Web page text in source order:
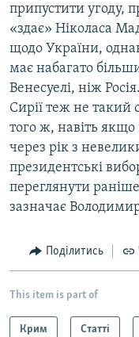
припустити угоду,
«здає» Ніколаса
щодо України,
має набагато
Венесуелі, ніж
Сирії теж не
того ж, навіть якщо
через рік з
президентські
переглянути
зазначає
Поділитись
This item is part of
Крим Статті